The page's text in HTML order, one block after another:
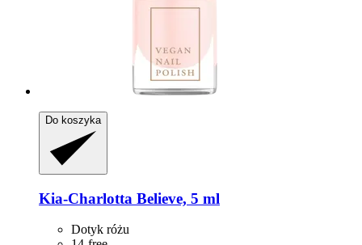
Do koszyka
Kia-Charlotta Believe, 5 ml
Dotyk różu